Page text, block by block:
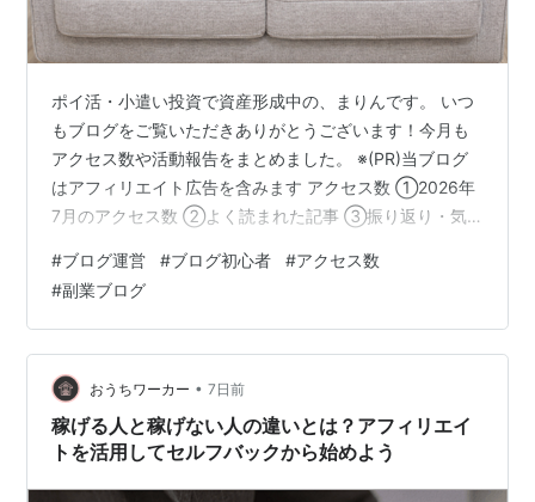
ポイ活・小遣い投資で資産形成中の、まりんです。 いつ
もブログをご覧いただきありがとうございます！今月も
アクセス数や活動報告をまとめました。 ※(PR)当ブログ
はアフィリエイト広告を含みます アクセス数 ①2026年
7月のアクセス数 ②よく読まれた記事 ③振り返り・気
①2026年7月のアクセス数 アクセス数：５０８ 記事投
稿数： ８ 日々の応援、本当にありがとうございます。小
さな積み重ねが大きな力になっています🙇‍♀️ ②よく読まれ
た記事 marigechan.hatenablog.com
marigechan.hatenablog.com m…
#ブログ運営 #ブログ初心者 #アクセス数
#副業ブログ
おうちワーカー • 7日前
稼げる人と稼げない人の違いとは？アフィリエイ
トを活用してセルフバックから始めよう